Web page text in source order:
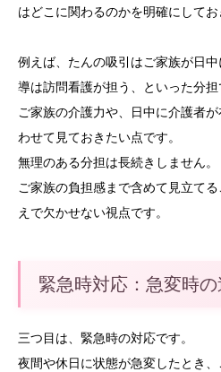
はどこに関わるのかを明確にしてお
例えば、たんの吸引はご家族が日
導は訪問看護が担う、といった分担
ご家族の介護力や、日中に介護者
わせて見ておきたい点です。
無理のある分担は長続きしません。
ご家族の負担感まで含めて見立て
えで欠かせない視点です。
緊急時対応：急変時
三つ目は、緊急時の対応です。
夜間や休日に状態が急変したとき